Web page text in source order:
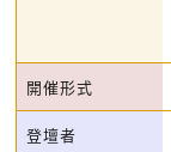
開催形式
登壇者